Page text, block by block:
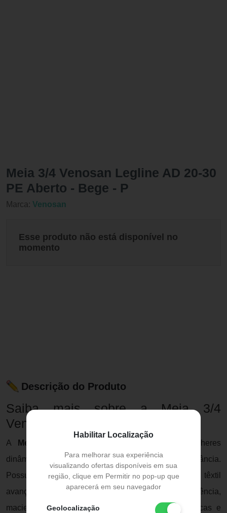
Habilitar Localização
Para melhorar sua experiência
visualizando ofertas disponíveis em sua
região, clique em Permitir no pop-up que
aparecerá em seu navegador
Geolocalização
Meia 3/4 Venosan Legline AD 20-30
PE Aberto - Bege - P
Marca: Venosan
Esse produto não está disponível no
momento
Descrição do Produto
Saiba mais sobre a Meia 3/4
Venosan Legline Bege P
A Meia 3/4 Venosan Legline
é feita para mulheres
dinâmicas que se previnem sem abrir mão da elegância.
Possuem vários modelos com uma tecnologia têxtil
avançada, proporcionando muito mais transparência,
maciez e conforto, atendendo as exigências médicas e